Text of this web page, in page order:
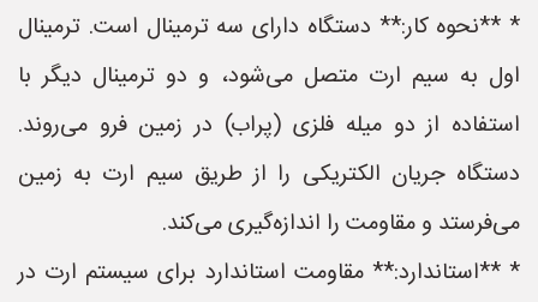
* **نحوه کار:** دستگاه دارای سه ترمینال است. ترمینال
اول به سیم ارت متصل می‌شود، و دو ترمینال دیگر با
استفاده از دو میله فلزی (پراب) در زمین فرو می‌روند.
دستگاه جریان الکتریکی را از طریق سیم ارت به زمین
می‌فرستد و مقاومت را اندازه‌گیری می‌کند.
* **استاندارد:** مقاومت استاندارد برای سیستم ارت در